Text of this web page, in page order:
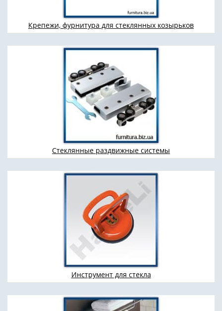
Крепежи, фурнитура для стеклянных козырьков
Стеклянные раздвижные системы
Инструмент для стекла